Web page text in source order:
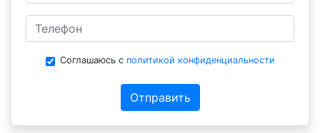
Соглашаюсь с политикой конфиденциальности
Отправить